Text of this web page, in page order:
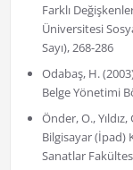
Farklı
Üniversitesi
Sayı), 268-286
Odabaş, H.
Belge Yönetimi
Önder, O.,
Bilgisayar (İpad)
Sanatlar